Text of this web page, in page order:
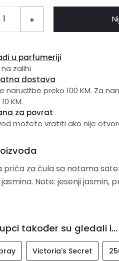
+
u parfumeriji
zalihi
dostava
narudžbe preko 100 KM. Za
KM.
za povrat
možete vratiti ako nije
priča za čula sa notama
Note: jesenji jasmin,
također su gledali i...
Victoria's Secret